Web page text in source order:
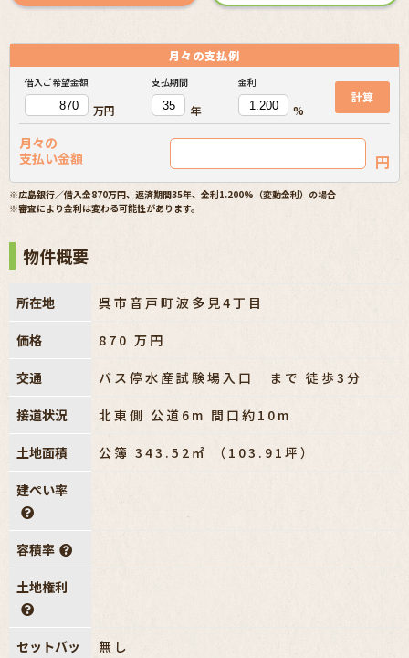
月々の支払例
借入ご希望金額
万円
支払期間
年
金利
%
計算
月々の
支払い金額
円
※広島銀行／借入金870万円、返済期間35年、金利1.200%（変動金利）の場合
※審査により金利は変わる可能性があります。
物件概要
所在地 呉市音戸町波多見4丁目
価格 870 万円
交通 バス停水産試験場入口 まで 徒歩3分
接道状況 北東側 公道6m 間口約10m
土地面積 公簿 343.52㎡ （103.91坪）
建ぺい率
容積率
土地権利
セットバッ
無し